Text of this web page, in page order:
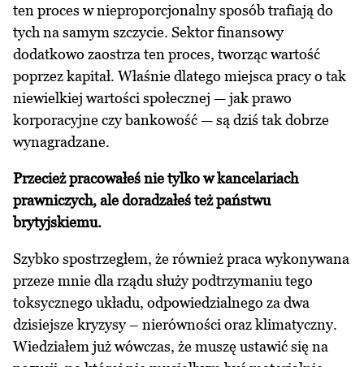
ten proces w nieproporcjonalny sposób trafiają do
tych na samym szczycie. Sektor finansowy
dodatkowo zaostrza ten proces, tworząc wartość
poprzez kapitał. Właśnie dlatego miejsca pracy o tak
niewielkiej wartości społecznej — jak prawo
korporacyjne czy bankowość — są dziś tak dobrze
wynagradzane.
Przecież pracowałeś nie tylko w kancelariach
prawniczych, ale doradzałeś też państwu
brytyjskiemu.
Szybko spostrzegłem, że również praca wykonywana
przeze mnie dla rządu służy podtrzymaniu tego
toksycznego układu, odpowiedzialnego za dwa
dzisiejsze kryzysy – nierówności oraz klimatyczny.
Wiedziałem już wówczas, że muszę ustawić się na